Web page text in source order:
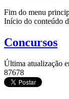
Fim do menu
Início do conteúdo
Concursos
Última atualização
87678